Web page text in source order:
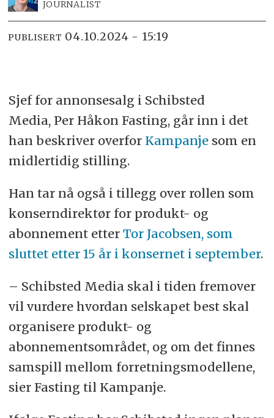
JOURNALIST
PUBLISERT 04.10.2024 - 15:19
Sjef for annonsesalg i Schibsted
Media, Per Håkon Fasting, går inn i det
han beskriver overfor Kampanjesom en
midlertidig stilling.
Han tar nå også i tillegg over rollen som
konserndirektør for produkt- og
abonnement etter Tor Jacobsen, som
sluttet etter 15 år i konsernet i september.
– Schibsted Media skal i tiden fremover
vil vurdere hvordan selskapet best skal
organisere produkt- og
abonnementsområdet, og om det finnes
samspill mellom forretningsmodellene,
sier Fasting til Kampanje.